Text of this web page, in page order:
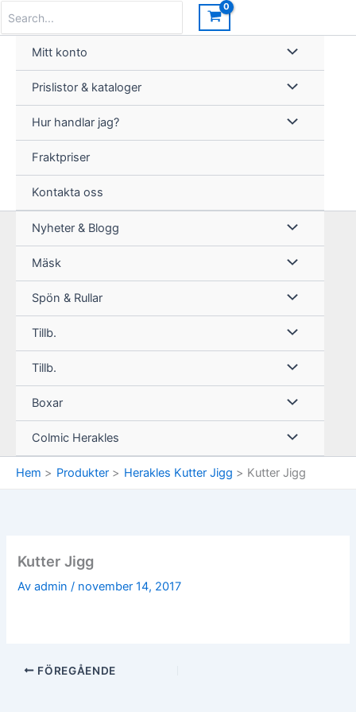
innehåll
for:
Mitt konto
Prislistor & kataloger
Hur handlar jag?
Fraktpriser
Kontakta oss
Nyheter & Blogg
Mäsk
Spön & Rullar
Tillb.
Tillb.
Boxar
Colmic Herakles
Hem Produkter Herakles Kutter Jigg Kutter Jigg
Kutter Jigg
Avadmin/ november 14, 2017
FÖREGÅENDE